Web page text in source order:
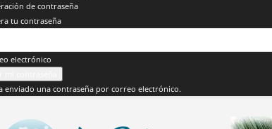
de contraseña
tu contraseña
electrónico
enviado una contraseña por correo electrónico.